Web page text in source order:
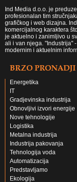
Ind Media d.o.o. je
profesionalan tim
grafičkog i web dizajna.
komercijalnog karaktera
je aktuelno i zanimljivo u
ali i van njega. "Industrija"
modernim i aktuelnim
BRZO PRONADJI
Energetika
IT
Gradjevinska industrija
Obnovljivi izvori energije
Nove tehnologije
Logistika
Metalna industrija
Industrija pakovanja
Tehnologija voda
Automatizacija
Predstavljamo
Ekologija